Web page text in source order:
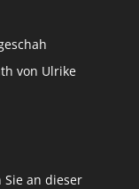
von Ulrike
an dieser